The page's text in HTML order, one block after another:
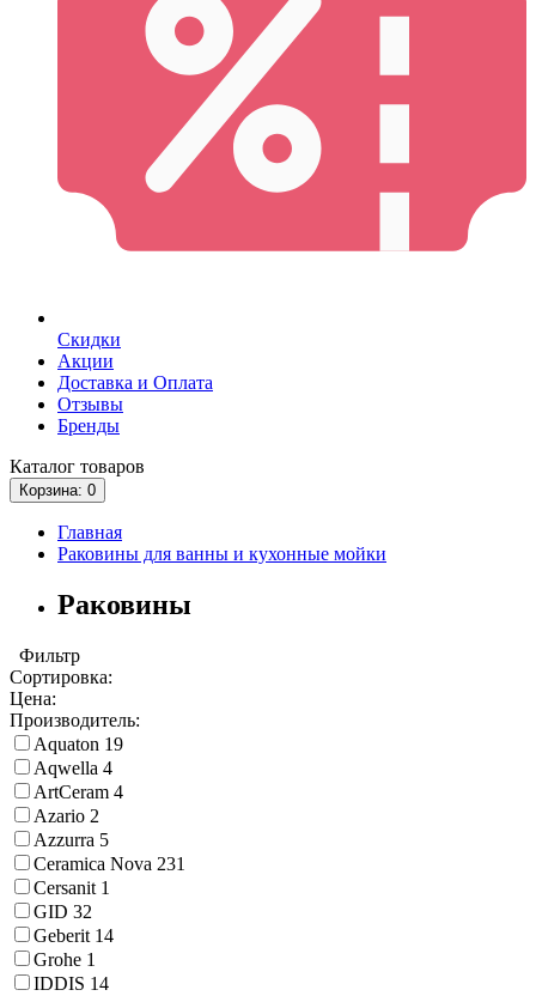
Скидки
Акции
Доставка и Оплата
Отзывы
Бренды
Каталог товаров
Корзина: 0
Главная
Раковины для ванны и кухонные мойки
Раковины
Фильтр
Сортировка:
Цена:
Производитель:
Aquaton 19
Aqwella 4
ArtCeram 4
Azario 2
Azzurra 5
Ceramica Nova 231
Cersanit 1
GID 32
Geberit 14
Grohe 1
IDDIS 14